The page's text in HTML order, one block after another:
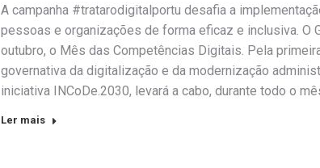
A campanha #tratarodigitalportu desafia a
pessoas e organizações de forma eficaz e inclusiva. O
outubro, o Mês das Competências Digitais. Pela
governativa da digitalização e da modernização
iniciativa INCoDe.2030, levará a cabo, durante todo o
Ler mais